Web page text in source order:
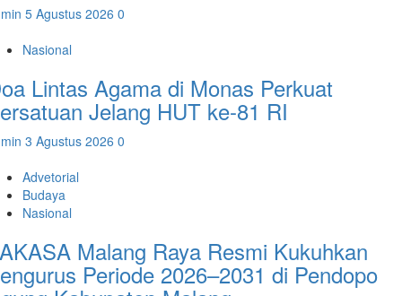
5 Agustus 2026 0
Nasional
Lintas Agama di Monas Perkuat
Jelang HUT ke-81 RI
3 Agustus 2026 0
Advetorial
Budaya
Nasional
Malang Raya Resmi Kukuhkan
Periode 2026–2031 di Pendopo